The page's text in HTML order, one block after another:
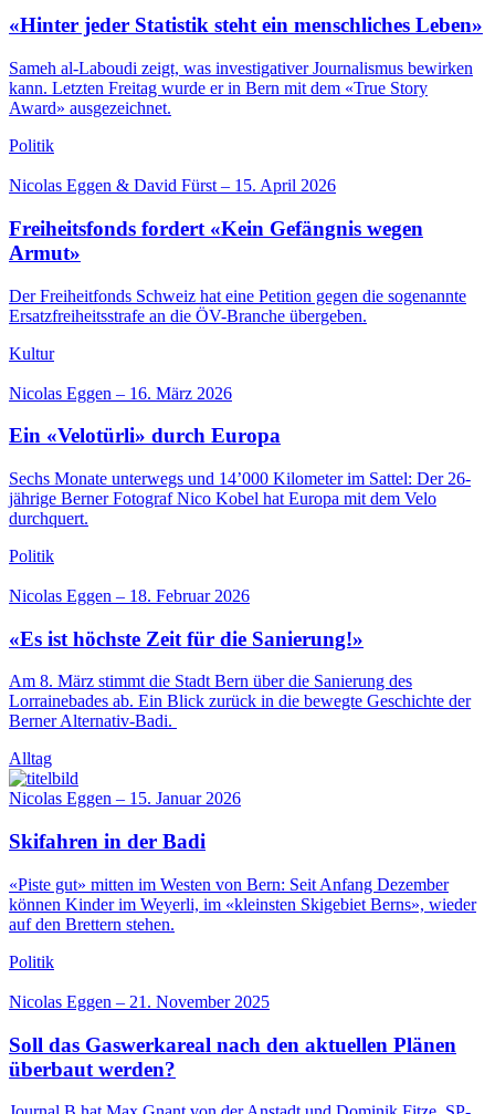
«Hinter jeder Statistik steht ein menschliches Leben»
Sameh al-Laboudi zeigt, was investigativer Journalismus bewirken
kann. Letzten Freitag wurde er in Bern mit dem «True Story
Award» ausgezeichnet.
Politik
Nicolas Eggen & David Fürst – 15. April 2026
Freiheitsfonds fordert «Kein Gefängnis wegen
Armut»
Der Freiheitfonds Schweiz hat eine Petition gegen die sogenannte
Ersatzfreiheitsstrafe an die ÖV-Branche übergeben.
Kultur
Nicolas Eggen – 16. März 2026
Ein «Velotürli» durch Europa
Sechs Monate unterwegs und 14’000 Kilometer im Sattel: Der 26-
jährige Berner Fotograf Nico Kobel hat Europa mit dem Velo
durchquert.
Politik
Nicolas Eggen – 18. Februar 2026
«Es ist höchste Zeit für die Sanierung!»
Am 8. März stimmt die Stadt Bern über die Sanierung des
Lorrainebades ab. Ein Blick zurück in die bewegte Geschichte der
Berner Alternativ-Badi.
Alltag
Nicolas Eggen – 15. Januar 2026
Skifahren in der Badi
«Piste gut» mitten im Westen von Bern: Seit Anfang Dezember
können Kinder im Weyerli, im «kleinsten Skigebiet Berns», wieder
auf den Brettern stehen.
Politik
Nicolas Eggen – 21. November 2025
Soll das Gaswerkareal nach den aktuellen Plänen
überbaut werden?